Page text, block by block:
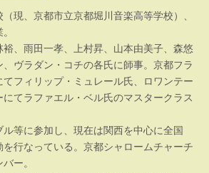
現、京都市立京都堀川音楽高等学校）、
、雨田一孝、上村昇、山本由美子、森悠
ヴラダン・コチの各氏に師事。京都フラ
てフィリップ・ミュレール氏、ロワンテー
にてラファエル・ベル氏のマスタークラス
等に参加し、現在は関西を中心に全国
行なっている。京都シャロームチャーチ
ー。